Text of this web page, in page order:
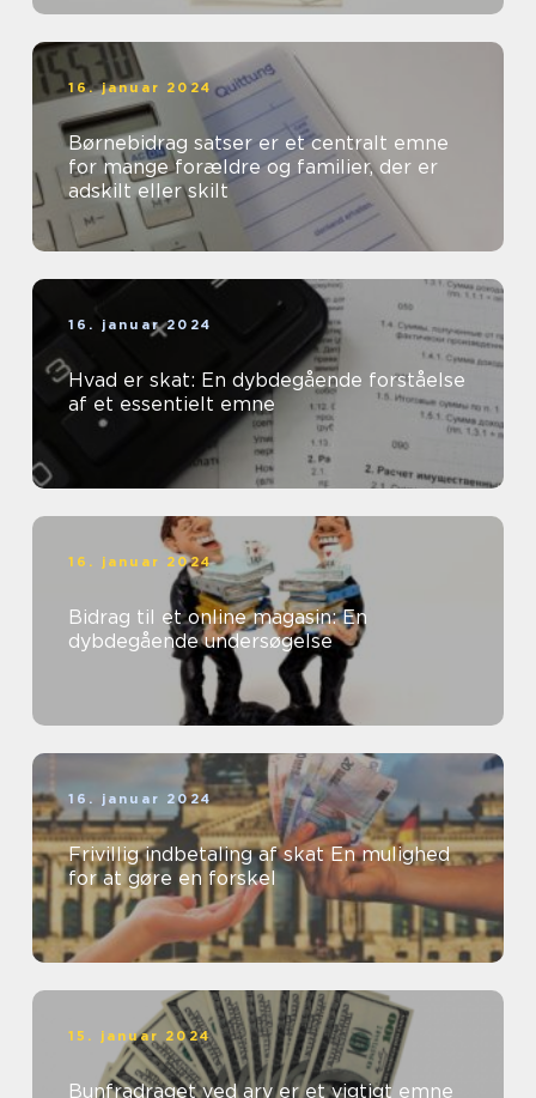
16. januar 2024
Børnebidrag satser er et centralt emne
for mange forældre og familier, der er
adskilt eller skilt
16. januar 2024
Hvad er skat: En dybdegående forståelse
af et essentielt emne
16. januar 2024
Bidrag til et online magasin: En
dybdegående undersøgelse
16. januar 2024
Frivillig indbetaling af skat En mulighed
for at gøre en forskel
15. januar 2024
Bunfradraget ved arv er et vigtigt emne